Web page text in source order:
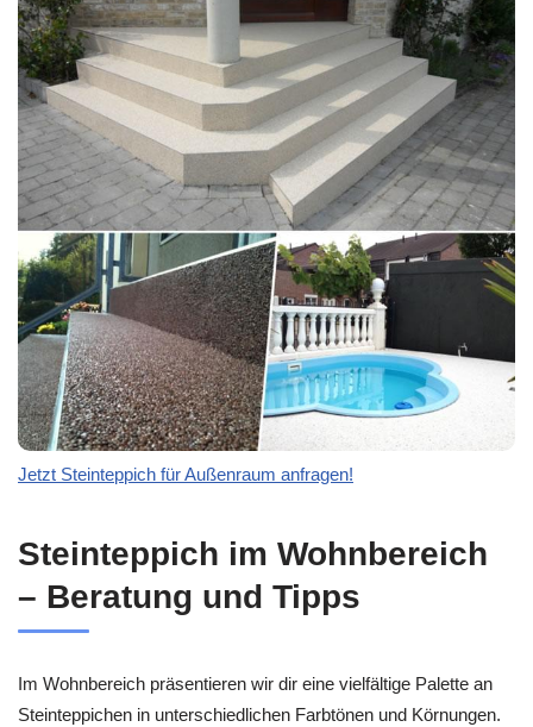
Jetzt Steinteppich für Außenraum anfragen!
Steinteppich im Wohnbereich
– Beratung und Tipps
Im Wohnbereich präsentieren wir dir eine vielfältige Palette an
Steinteppichen in unterschiedlichen Farbtönen und Körnungen.